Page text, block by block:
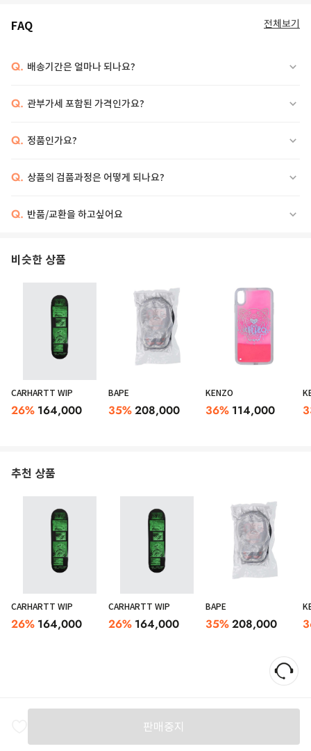
FAQ 전체보기
Q. 배송기간은 얼마나 되나요?
Q. 관부가세 포함된 가격인가요?
Q. 정품인가요?
Q. 상품의 검품과정은 어떻게 되나요?
Q. 반품/교환을 하고싶어요
비슷한 상품
CARHARTT WIP
26% 164,000
BAPE
35%208,000
KENZO
36% 114,000
추천 상품
CARHARTT WIP
26% 164,000
CARHARTT WIP
26% 164,000
BAPE
35%208,000
판매중지